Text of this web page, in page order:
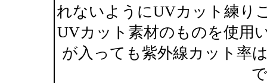
れないようにUVカット練り
UVカット素材のものを使用
が入っても紫外線カット率